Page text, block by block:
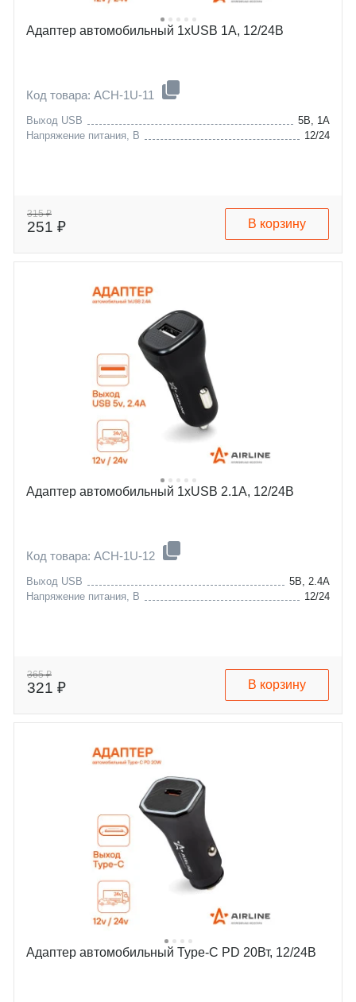
Адаптер автомобильный 1хUSB 1А, 12/24В
Код товара: ACH-1U-11
Выход USB
5В, 1А
Напряжение питания, В
12/24
315 ₽
251 ₽ В корзину
Адаптер автомобильный 1хUSB 2.1А, 12/24В
Код товара: ACH-1U-12
Выход USB
5В, 2.4А
Напряжение питания, В
12/24
365 ₽
321 ₽ В корзину
Адаптер автомобильный Type-C PD 20Вт, 12/24В